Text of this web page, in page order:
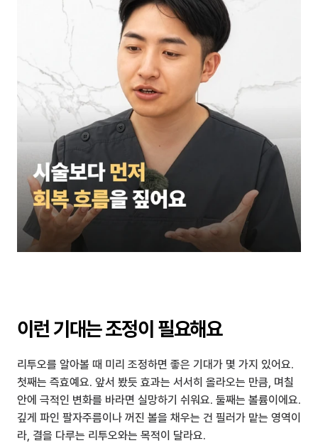
이런 기대는 조정이 필요해요
리투오를 알아볼 때 미리 조정하면 좋은 기대가 몇 가지 있어요.
첫째는 즉효예요. 앞서 봤듯 효과는 서서히 올라오는 만큼, 며칠
안에 극적인 변화를 바라면 실망하기 쉬워요. 둘째는 볼륨이에요.
깊게 파인 팔자주름이나 꺼진 볼을 채우는 건 필러가 맡는 영역이
라, 결을 다루는 리투오와는 목적이 달라요.